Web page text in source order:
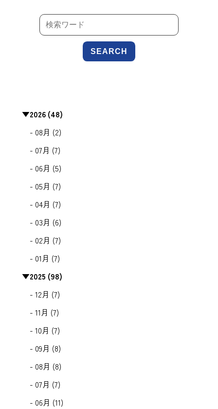
SEARCH
▼2026 (48)
- 08月 (2)
- 07月 (7)
- 06月 (5)
- 05月 (7)
- 04月 (7)
- 03月 (6)
- 02月 (7)
- 01月 (7)
▼2025 (98)
- 12月 (7)
- 11月 (7)
- 10月 (7)
- 09月 (8)
- 08月 (8)
- 07月 (7)
- 06月 (11)